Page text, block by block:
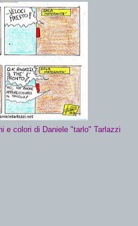
e colori di Daniele "tarlo" Tarlazzi